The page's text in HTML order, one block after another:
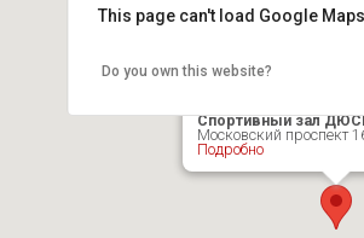
Спортивный зал
Московский проспект
Подробно
This page can't load Google
Do you own this website?